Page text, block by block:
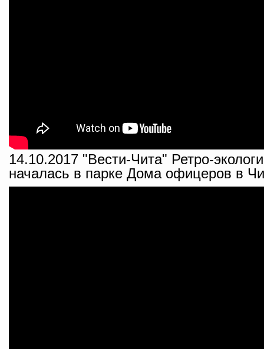
14.10.2017 "Вести-Чита" Ретро-
началась в парке Дома офицеров в